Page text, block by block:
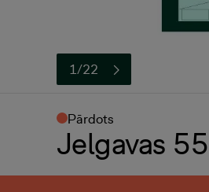
1/22
Pārdots
Jelgavas